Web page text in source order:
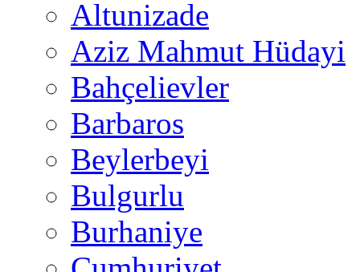
Altunizade
Aziz Mahmut Hüdayi
Bahçelievler
Barbaros
Beylerbeyi
Bulgurlu
Burhaniye